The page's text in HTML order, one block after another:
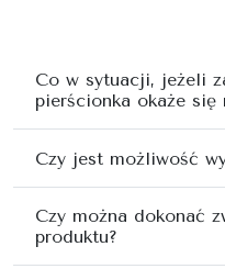
Co w sytuacji, jeżeli
pierścionka okaże się
Czy jest możliwość
Czy można dokonać
produktu?